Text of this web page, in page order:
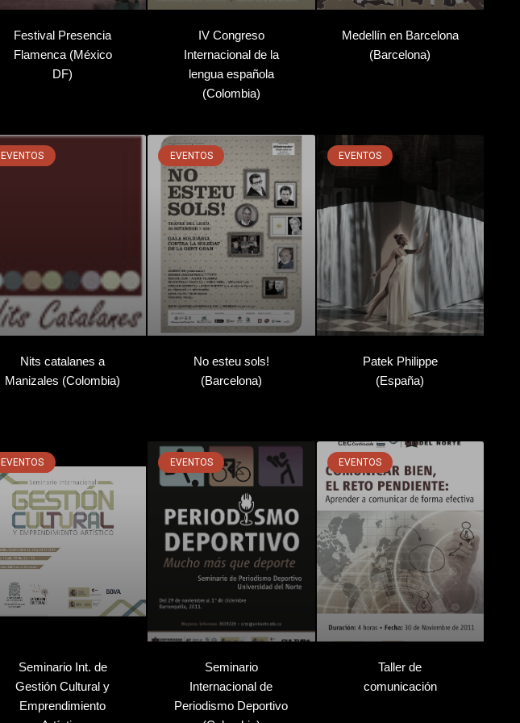
Festival Presencia
Flamenca (México
DF)
IV Congreso
Internacional de la
lengua española
(Colombia)
Medellín en Barcelona
(Barcelona)
EVENTOS
Nits catalanes a
Manizales (Colombia)
EVENTOS
No esteu sols!
(Barcelona)
EVENTOS
Patek Philippe
(España)
EVENTOS
Seminario Int. de
Gestión Cultural y
Emprendimiento
EVENTOS
Seminario
Internacional de
Periodismo Deportivo
EVENTOS
Taller de
comunicación